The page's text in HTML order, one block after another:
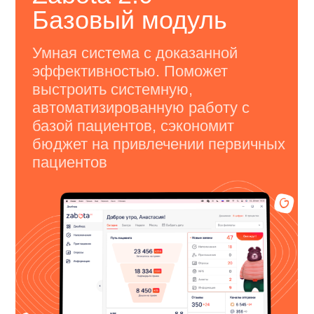
Уникальный инструмент, который
поможет занять первое место на
картах в Вашем городе!
Узнать подробнее